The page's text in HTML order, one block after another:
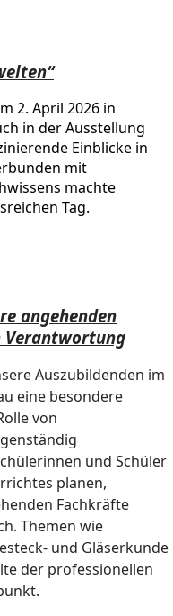
2. April 2026 in
in der Ausstellung
Einblicke in
mit
machte
Tag.
angehenden
Verantwortung
Auszubildenden im
eine besondere
von
und Schüler
planen,
Fachkräfte
Themen wie
und Gläserkunde
der professionellen